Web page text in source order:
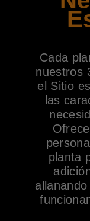
Cada
nuestros
el Sitio
las
planta